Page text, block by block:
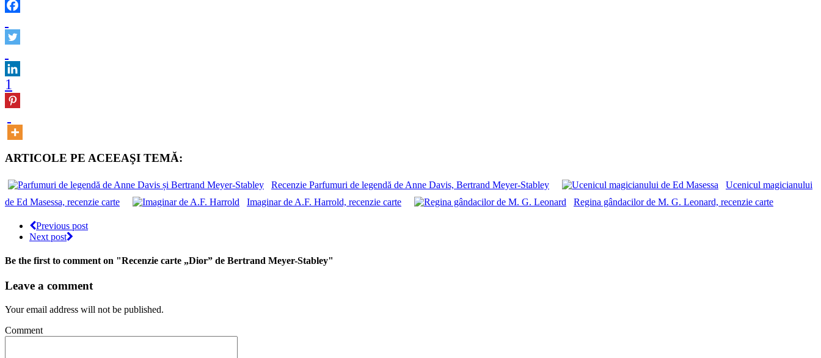
1
ARTICOLE PE ACEEAŞI TEMĂ:
Recenzie Parfumuri de legendă de Anne Davis, Bertrand Meyer-Stabley
Ucenicul magicianului
de Ed Masessa, recenzie carte
Imaginar de A.F. Harrold, recenzie carte Regina gândacilor de M. G. Leonard, recenzie carte
Previous post
Next post
Be the first to comment on "Recenzie carte „Dior” de Bertrand Meyer-Stabley"
Leave a comment
Your email address will not be published.
Comment